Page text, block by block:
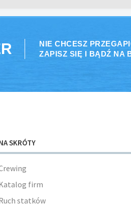
NIE CHCESZ
ZAPISZ SIĘ I BĄDŹ NA
SKRÓTY
firm
statków